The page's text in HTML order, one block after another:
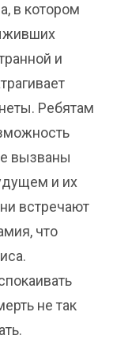
в котором
и
Ребятам
вызваны
и их
встречают
что
не так